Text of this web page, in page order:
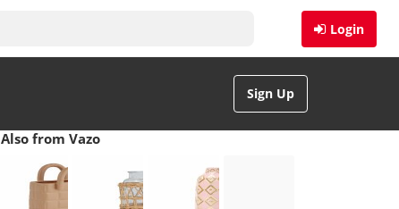
Login
Sign Up
Also from Vazo